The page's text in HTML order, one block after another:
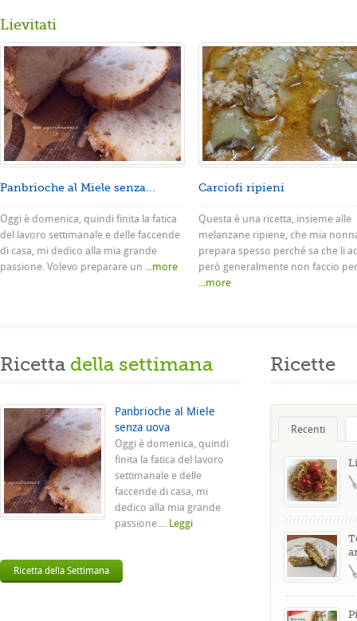
Lievitati
Panbrioche al Miele senza...
Oggi è domenica, quindi finita la fatica
del lavoro settimanale e delle faccende
di casa, mi dedico alla mia grande
passione. Volevo preparare un ...more
Carciofi ripieni
Questa è una ricetta, insieme alle
melanzane ripiene, che mia
prepara spesso perché sa che li
però generalmente non faccio
...more
Ricetta della settimana
Panbrioche al Miele
senza uova
Oggi è domenica, quindi
finita la fatica del lavoro
settimanale e delle
faccende di casa, mi
dedico alla mia grande
passione.... Leggi
Ricetta della Settimana
Ricette
Recenti